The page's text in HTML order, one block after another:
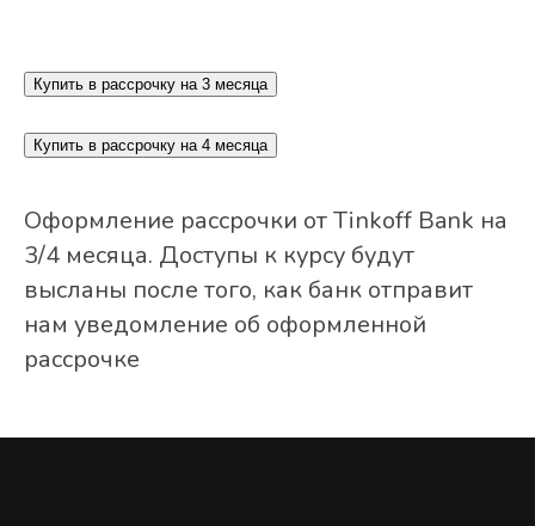
Купить в рассрочку на 3 месяца
Купить в рассрочку на 4 месяца
Оформление рассрочки от Tinkoff Bank на
3/4 месяца. Доступы к курсу будут
высланы после того, как банк отправит
нам уведомление об оформленной
рассрочке